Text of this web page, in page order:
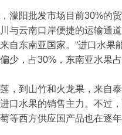
濛阳批发市场目前30%的
与云南口岸便捷的运输通
自东南亚国家。“进口水果
少，占30%，东南亚水果占
，到山竹和火龙果，来自
口水果的销售主力。不过
等西方供应国产品也在逐年